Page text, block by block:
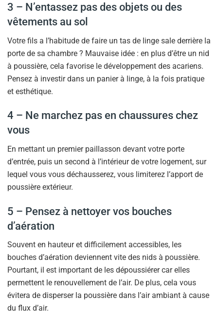
3 – N’entassez pas des objets ou des
vêtements au sol
Votre fils a l’habitude de faire un tas de linge sale derrière la
porte de sa chambre ? Mauvaise idée : en plus d’être un nid
à poussière, cela favorise le développement des acariens.
Pensez à investir dans un panier à linge, à la fois pratique
et esthétique.
4 – Ne marchez pas en chaussures chez
vous
En mettant un premier paillasson devant votre porte
d’entrée, puis un second à l’intérieur de votre logement, sur
lequel vous vous déchausserez, vous limiterez l’apport de
poussière extérieur.
5 – Pensez à nettoyer vos bouches
d’aération
Souvent en hauteur et difficilement accessibles, les
bouches d’aération deviennent vite des nids à poussière.
Pourtant, il est important de les dépoussiérer car elles
permettent le renouvellement de l’air. De plus, cela vous
évitera de disperser la poussière dans l’air ambiant à cause
du flux d’air.